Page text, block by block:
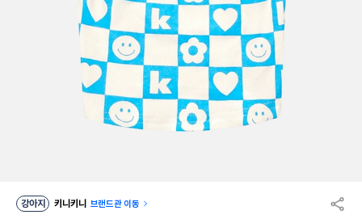
강아지 키니키니 브랜드관 이동